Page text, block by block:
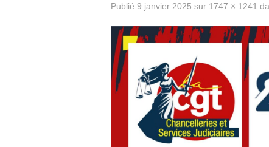
Publié 9 janvier 2025 sur 1747 × 1241